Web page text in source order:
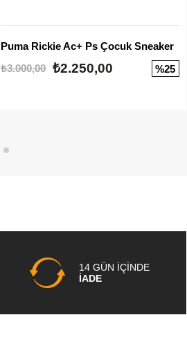
Puma Rickie Ac+ Ps Çocuk Sneaker
₺3.000,00 ₺2.250,00 %25
14 GÜN İÇİNDE
İADE